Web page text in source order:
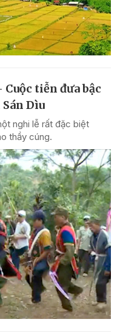
tiễn đưa bậc
Dìu
nghi lễ rất đặc biệt
thầy cúng.